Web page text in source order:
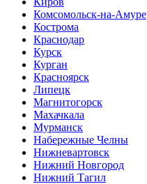
Комсомольск-на-Амуре
Кострома
Краснодар
Курск
Курган
Красноярск
Липецк
Магнитогорск
Махачкала
Мурманск
Набережные Челны
Нижневартовск
Нижний Новгород
Нижний Тагил